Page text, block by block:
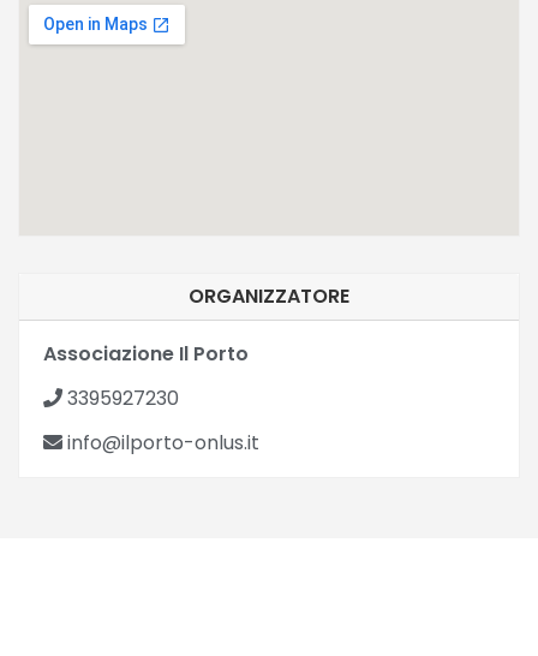
ORGANIZZATORE
Associazione Il Porto
3395927230
info@ilporto-onlus.it